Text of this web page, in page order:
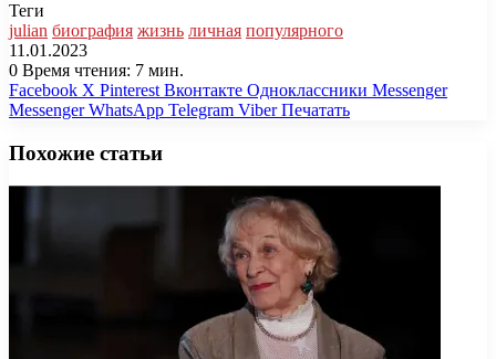
Теги
julian биография жизнь личная популярного
11.01.2023
0 Время чтения: 7 мин.
Facebook X Pinterest Вконтакте Одноклассники Messenger
Messenger WhatsApp Telegram Viber Печатать
Похожие статьи